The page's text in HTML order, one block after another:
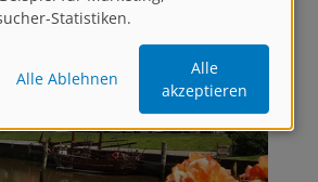
Statistiken.
Alle Ablehnen
Alle
akzeptieren